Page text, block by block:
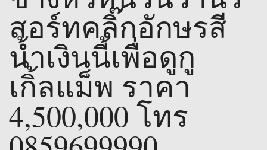
สอร์ทคลิ๊กอักษรสี
น้ำเงินนี้เพื่อดูกู
เกิ้ลแม็พ ราคา
4,500,000 โทร